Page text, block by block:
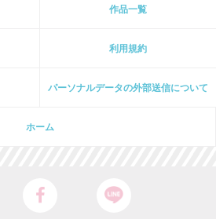
作品一覧
利用規約
パーソナルデータの外部送信について
ホーム